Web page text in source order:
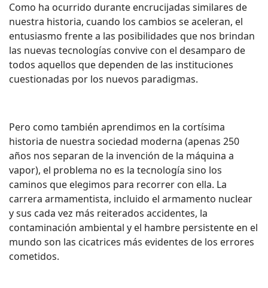
Como ha ocurrido durante encrucijadas similares de
nuestra historia, cuando los cambios se aceleran, el
entusiasmo frente a las posibilidades que nos brindan
las nuevas tecnologías convive con el desamparo de
todos aquellos que dependen de las instituciones
cuestionadas por los nuevos paradigmas.
Pero como también aprendimos en la cortísima
historia de nuestra sociedad moderna (apenas 250
años nos separan de la invención de la máquina a
vapor), el problema no es la tecnología sino los
caminos que elegimos para recorrer con ella. La
carrera armamentista, incluido el armamento nuclear
y sus cada vez más reiterados accidentes, la
contaminación ambiental y el hambre persistente en el
mundo son las cicatrices más evidentes de los errores
cometidos.